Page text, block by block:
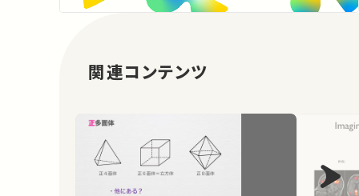
関連コンテンツ